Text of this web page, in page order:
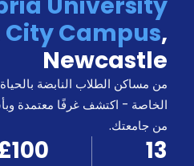
من
نحن؟
المدونة
أخبر
أصدقائك
و
اكسبكن
شريكا
الدعم
City Campus
Newcastle
من مساكن الطلاب النابضة بالحياة
الخاصة - اكتشف غرفًا معتمدة
من جامعتك.
13
£100